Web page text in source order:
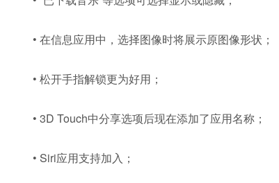
• 在信息应用中，选择图像时将展示原图像形状；
• 松开手指解锁更为好用；
• 3D Touch中分享选项后现在添加了应用名称；
• Siri应用支持加入；